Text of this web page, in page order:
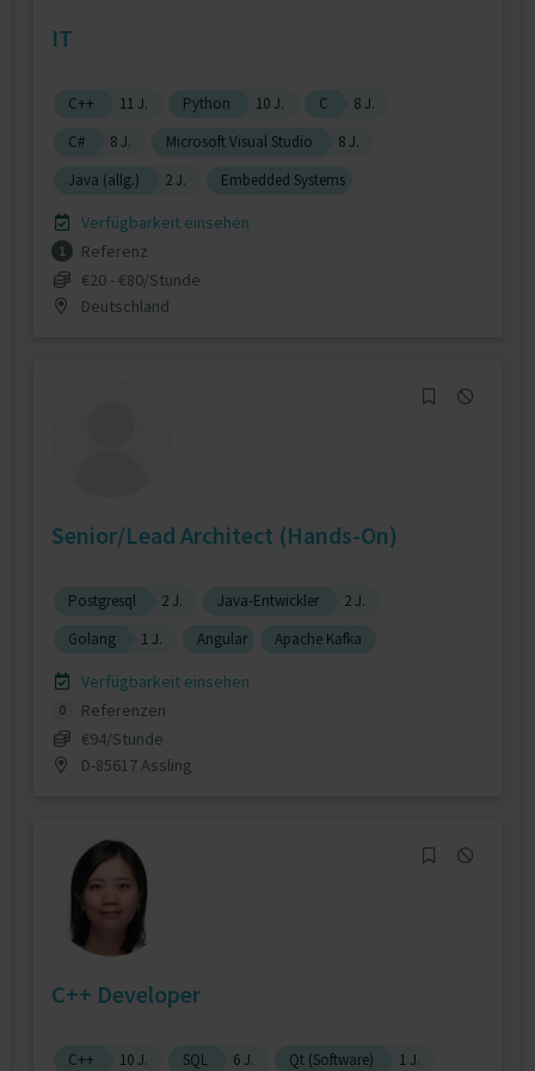
IT
C++ 11 J. Python 10 J. C
8 J.
C#
8 J. Microsoft Visual Studio
8 J.
Java (allg.)
2 J. Embedded Systems
Verfügbarkeit einsehen
1
Referenz
€20 - €80/Stunde
Deutschland
Senior/Lead Architect (Hands-On)
Postgresql 2 J. Java-Entwickler
2 J.
Golang
1 J. Angular Apache Kafka
Verfügbarkeit einsehen
0
Referenzen
€94/Stunde
D-85617 Assling
C++ Developer
C++ 10 J. SQL 6 J. Qt (Software)
1 J.